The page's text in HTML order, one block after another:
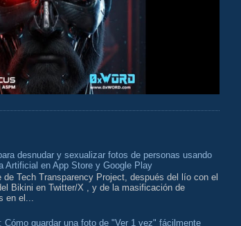
desnudar y sexualizar fotos de personas usando
Artificial en App Store y Google Play
de Tech Transparency Project, después del lío con el
Bikini en Twitter/X , y de la masificación de
en el...
Cómo guardar una foto de "Ver 1 vez" fácilmente